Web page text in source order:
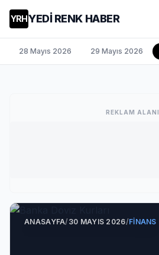
YRHYEDİ RENK HABER
28 Mayıs 2026 29 Mayıs 2026
REKLAM ALANI
ANASAYFA/30 MAYIS 2026/FINANS